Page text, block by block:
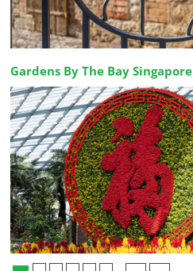
Gardens By The Bay Singapore